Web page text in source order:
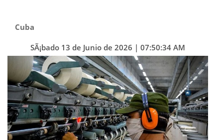
Cuba
SÃ¡bado 13 de Junio de 2026 | 07:50:34 AM